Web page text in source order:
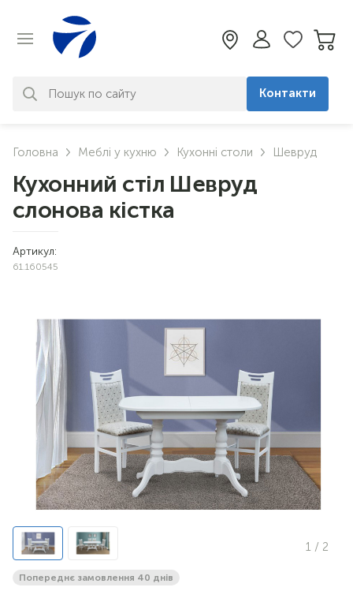
знайдено. Уточніть свій запит
Контакти
Головна Меблі у кухню Кухонні столи Шевруд
Кухонний стіл Шевруд
слонова кістка
Артикул:
61.160545
1 / 2
Попереднє замовлення 40 днів